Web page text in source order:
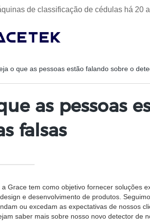
de classificação de cédulas há
o que as pessoas estão falando sobre o
as pessoas
falsas
Grace tem como objetivo fornecer soluções
e desenvolvimento de produtos.
ou excedam as expectativas de nossos
saber mais sobre nosso novo detector de